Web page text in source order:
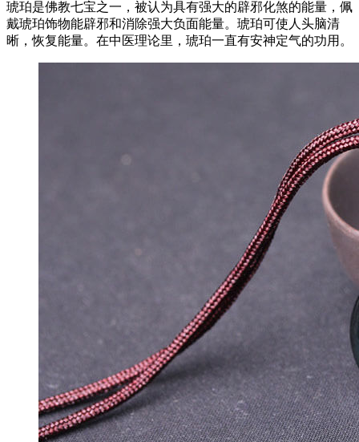
琥珀是佛教七宝之一，被认为具有强大的辟邪化煞的能量，佩
戴琥珀饰物能辟邪和消除强大负面能量。琥珀可使人头脑清
晰，恢复能量。在中医理论里，琥珀一直有安神定气的功用。